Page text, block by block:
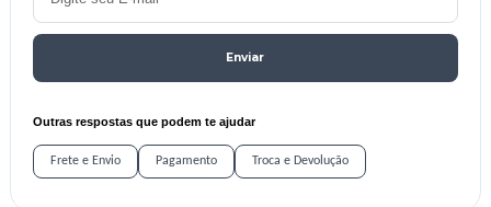
Enviar
Outras respostas que podem te ajudar
Frete e Envio Pagamento Troca e Devolução